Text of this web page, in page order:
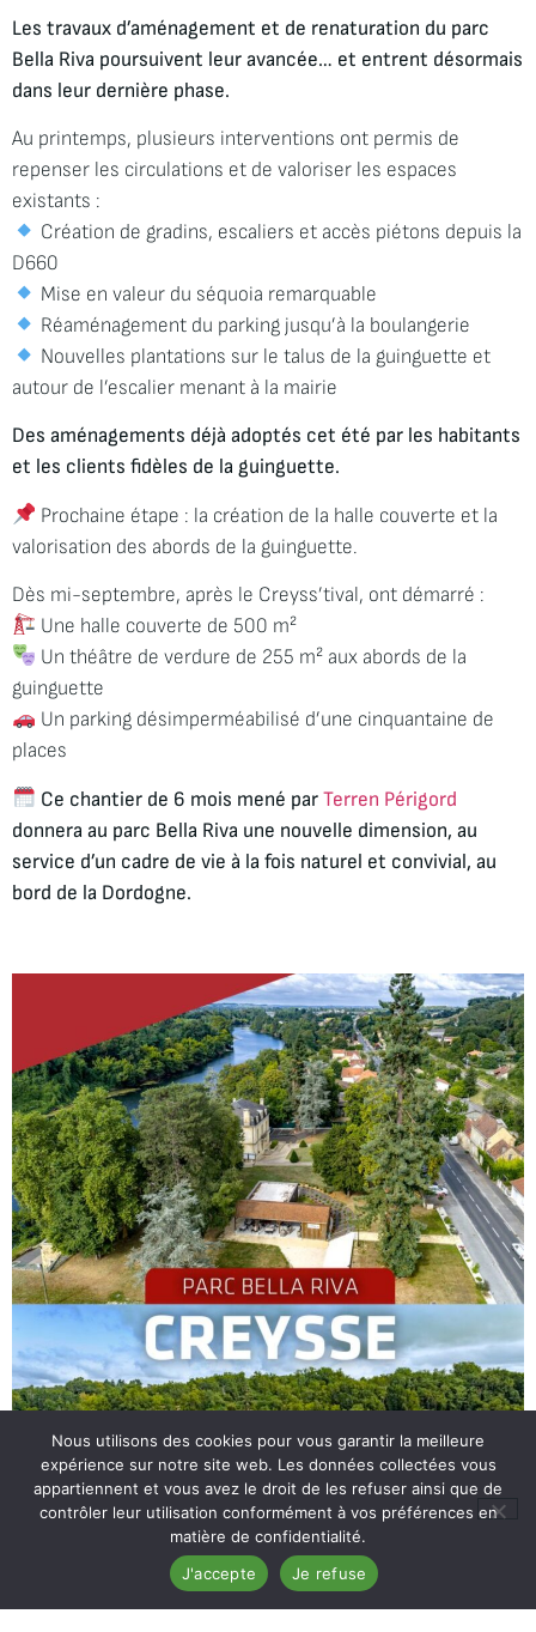
Les travaux d’aménagement et de renaturation du parc
Bella Riva poursuivent leur avancée… et entrent désormais
dans leur dernière phase.
Au printemps, plusieurs interventions ont permis de
repenser les circulations et de valoriser les espaces
existants :
Création de gradins, escaliers et accès piétons depuis la
D660
Mise en valeur du séquoia remarquable
Réaménagement du parking jusqu’à la boulangerie
Nouvelles plantations sur le talus de la guinguette et
autour de l’escalier menant à la mairie
Des aménagements déjà adoptés cet été par les habitants
et les clients fidèles de la guinguette.
Prochaine étape : la création de la halle couverte et la
valorisation des abords de la guinguette.
Dès mi-septembre, après le Creyss’tival, ont démarré :
Une halle couverte de 500 m²
Un théâtre de verdure de 255 m² aux abords de la
guinguette
Un parking désimperméabilisé d’une cinquantaine de
places
Ce chantier de 6 mois mené parTerren Périgord
donnera au parc Bella Riva une nouvelle dimension, au
service d’un cadre de vie à la fois naturel et convivial, au
bord de la Dordogne.
Nous utilisons des cookies pour vous garantir la meilleure
expérience sur notre site web. Les données collectées vous
appartiennent et vous avez le droit de les refuser ainsi que de
contrôler leur utilisation conformément à vos préférences en
matière de confidentialité.
J'accepte
Je refuse